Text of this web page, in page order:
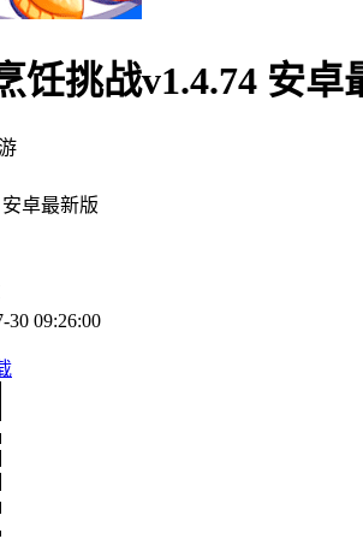
饪挑战v1.4.74 安卓
卓最新版
30 09:26:00